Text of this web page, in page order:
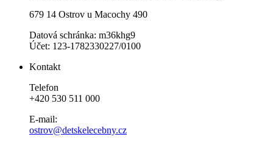
679 14 Ostrov u Macochy 490
Datová schránka: m36khg9
Účet: 123-1782330227/0100
Kontakt
Telefon
+420 530 511 000
E-mail:
ostrov@detskelecebny.cz